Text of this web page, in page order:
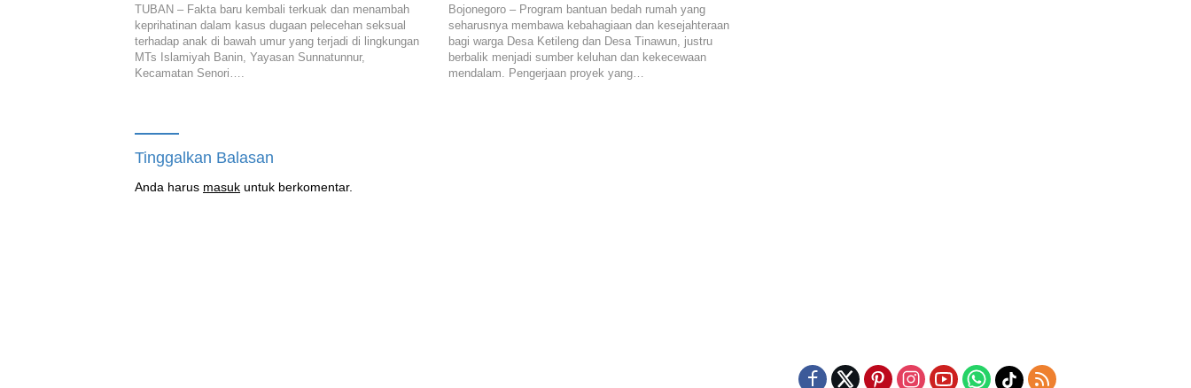
‎TUBAN – Fakta baru kembali terkuak dan menambah
keprihatinan dalam kasus dugaan pelecehan seksual
terhadap anak di bawah umur yang terjadi di lingkungan
MTs Islamiyah Banin, Yayasan Sunnatunnur,
Kecamatan Senori….
Bojonegoro – Program bantuan bedah rumah yang
seharusnya membawa kebahagiaan dan kesejahteraan
bagi warga Desa Ketileng dan Desa Tinawun, justru
berbalik menjadi sumber keluhan dan kekecewaan
mendalam. Pengerjaan proyek yang…
Tinggalkan Balasan
Anda harus masuk untuk berkomentar.